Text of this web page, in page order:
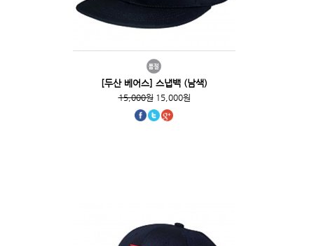
[두산 베어스] 스냅백 (남색)
15,000원15,000원